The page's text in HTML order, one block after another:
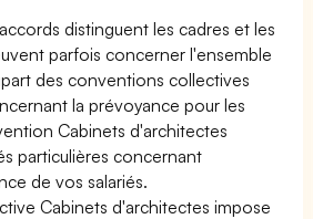
distinguent les cadres et les
parfois concerner l'ensemble
des conventions collectives
la prévoyance pour les
Cabinets d'architectes
particulières concernant
de vos salariés.
Cabinets d'architectes impose